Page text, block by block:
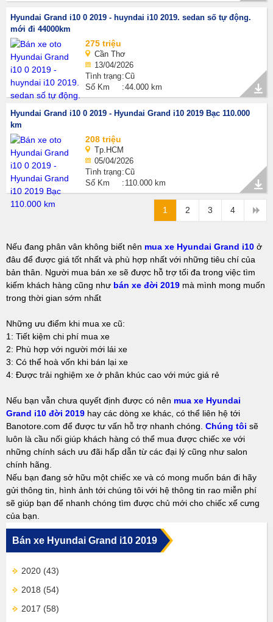
Hyundai Grand i10 0 2019 - huyndai i10 2019. sedan số tự động.
mới đi 44000km
275 triệu
Cần Thơ
13/04/2026
Tình trạng Cũ
Số Km
44.000 km
Hyundai Grand i10 0 2019 - Hyundai Grand i10 2019 Bạc 110.000
km
208 triệu
Tp.HCM
05/04/2026
Tình trạng Cũ
Số Km
110.000 km
1 2 3 4
Nếu đang phân vân không biết nên mua xe Hyundai Grand i10 ở
đâu để được giá tốt nhất và phù hợp nhất với những tiêu chí của
bản thân. Người mua bán xe sẽ được hỗ trợ tối đa trong việc tìm
kiếm khách hàng cũng như bán xe đời 2019 mà mình mong muốn
trong thời gian sớm nhất
Những ưu điểm khi mua xe cũ:
1: Tiết kiệm chi phí mua xe
2: Phù hợp với người mới lái xe
3: Có thể hoà vốn khi bán lại xe
4: Được trải nghiệm xe ở phân khúc cao với mức giá rẻ
Nếu bạn vẫn chưa quyết định được có nên mua xe Hyundai
Grand i10 đời 2019 hay các dòng xe khác, có thể liên hệ tới
Banotore.com để được tư vấn hỗ trợ nhanh chóng. Chúng tôi sẽ
luôn là cầu nối giúp khách hàng có thể mua được chiếc xe với
những chính sách ưu đãi hấp dẫn từ các đại lý cũng như salon
chính hãng.
Nếu bạn đang sở hữu một chiếc xe và có mong muốn bán đi hãy
gửi thông tin, hình ảnh tới chúng tôi với hệ thông tin rao miễn phí
sẽ giúp bạn để nhanh chóng tìm được chủ mới cho chiếc xế cưng
của bạn.
Bán xe Hyundai Grand i10 2019
2020 (43)
2018 (54)
2017 (58)